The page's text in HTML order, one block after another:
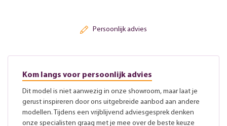
Persoonlijk advies
Kom langs voor persoonlijk advies
Dit model is niet aanwezig in onze showroom, maar laat je
gerust inspireren door ons uitgebreide aanbod aan andere
modellen. Tijdens een vrijblijvend adviesgesprek denken
onze specialisten graag met je mee over de beste keuze